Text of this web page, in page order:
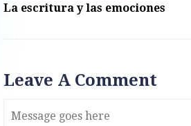
La escritura y las emociones
Leave A Comment